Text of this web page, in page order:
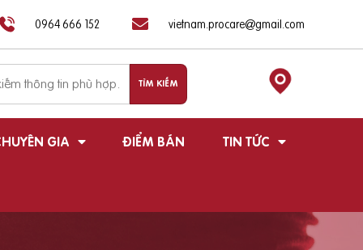
0964 666 152 vietnam.procare@gmail.com
GIA ĐIỂM BÁN TIN TỨC